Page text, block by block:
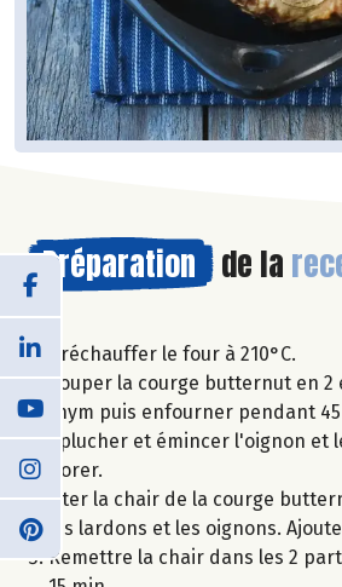
Préparation de la
Préchauffer le four à 210°C.
Couper la courge butternut en
thym puis enfourner pendant
Éplucher et émincer l'oignon et
dorer.
Ôter la chair de la courge
les lardons et les oignons.
Remettre la chair dans les 2